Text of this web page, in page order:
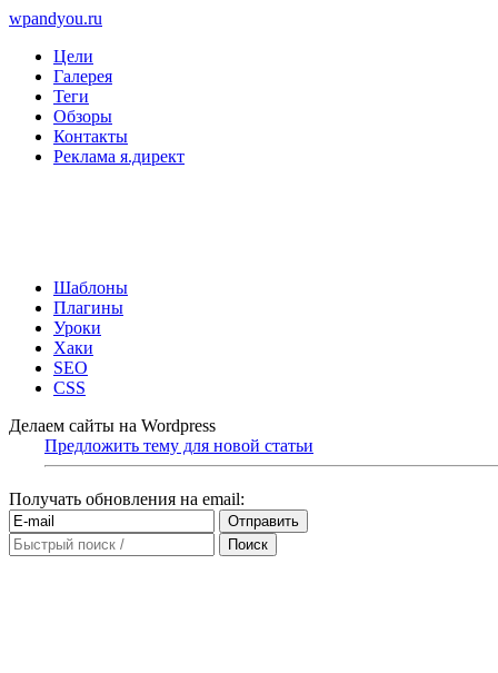
wpandyou.ru
Цели
Галерея
Теги
Обзоры
Контакты
Реклама я.директ
Шаблоны
Плагины
Уроки
Хаки
SEO
CSS
Делаем сайты на Wordpress
Предложить тему для новой статьи
Получать обновления на email: